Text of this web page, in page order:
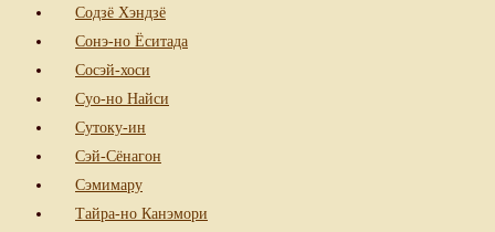
Содзё Хэндзё
Сонэ-но Ёситада
Сосэй-хоси
Суо-но Найси
Сутоку-ин
Сэй-Сёнагон
Сэмимару
Тайра-но Канэмори